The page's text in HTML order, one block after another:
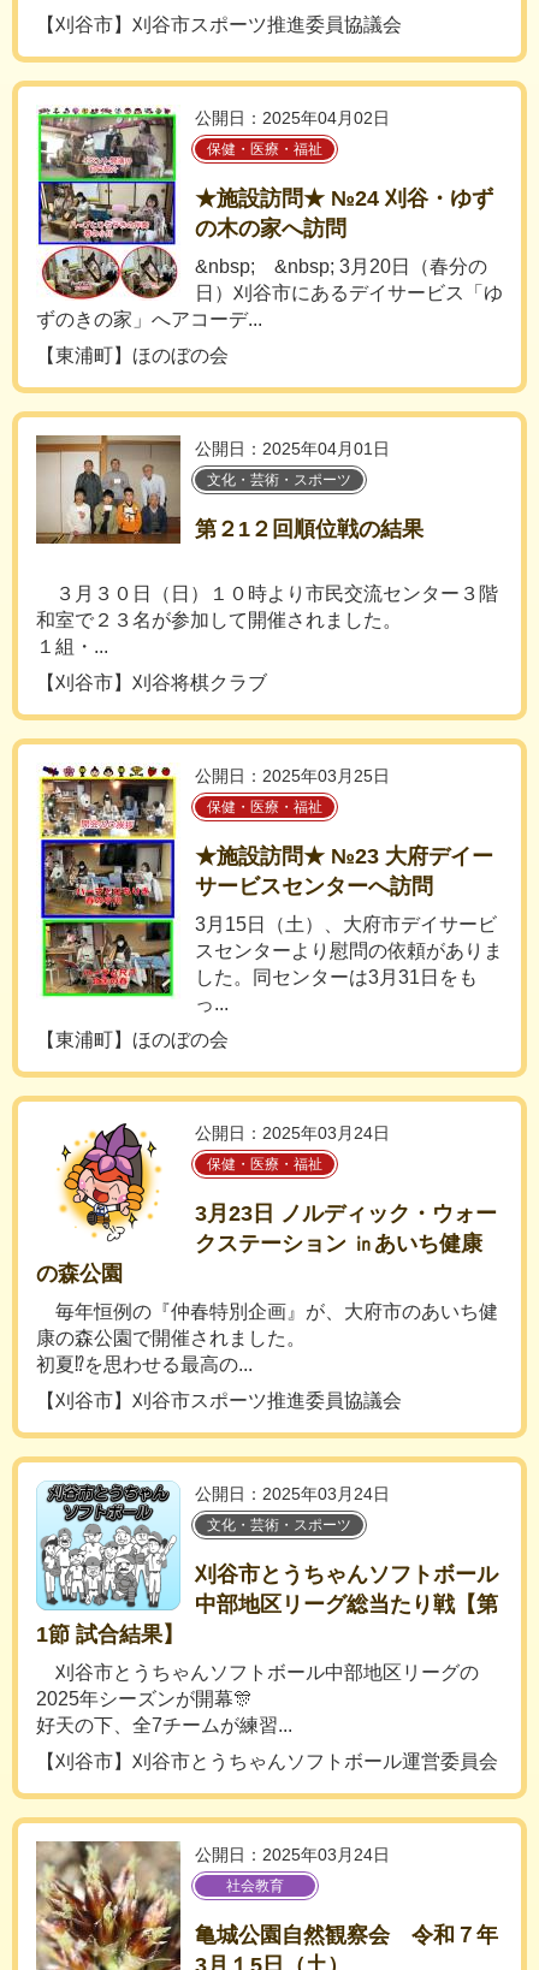
【刈谷市】刈谷市スポーツ推進委員協議会
公開日：2025年04月02日
保健・医療・福祉
★施設訪問★ №24 刈谷・ゆず
の木の家へ訪問
&nbsp; &nbsp; 3月20日（春分の
日）刈谷市にあるデイサービス「ゆ
ずのきの家」へアコーデ...
【東浦町】ほのぼの会
公開日：2025年04月01日
文化・芸術・スポーツ
第２1２回順位戦の結果
３月３０日（日）１０時より市民交流センター３階
和室で２３名が参加して開催されました。
１組・...
【刈谷市】刈谷将棋クラブ
公開日：2025年03月25日
保健・医療・福祉
★施設訪問★ №23 大府デイー
サービスセンターへ訪問
3月15日（土）、大府市デイサービ
スセンターより慰問の依頼がありま
した。同センターは3月31日をも
っ...
【東浦町】ほのぼの会
公開日：2025年03月24日
保健・医療・福祉
3月23日 ノルディック・ウォー
クステーション ㏌あいち健康
の森公園
毎年恒例の『仲春特別企画』が、大府市のあいち健
康の森公園で開催されました。
初夏⁉を思わせる最高の...
【刈谷市】刈谷市スポーツ推進委員協議会
公開日：2025年03月24日
文化・芸術・スポーツ
刈谷市とうちゃんソフトボール
中部地区リーグ総当たり戦【第
1節 試合結果】
刈谷市とうちゃんソフトボール中部地区リーグの
2025年シーズンが開幕🎊
好天の下、全7チームが練習...
【刈谷市】刈谷市とうちゃんソフトボール運営委員会
公開日：2025年03月24日
社会教育
亀城公園自然観察会 令和７年
3月１5日（土）